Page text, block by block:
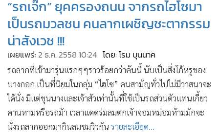
ต่างประเทศ
• Special Scoop
• เศรษฐกิจ-ธุรกิจ
• จีน
• ชุมชน-คุณภาพชีวิต
• อาชญากรรม
• Motoring
• เกม
• วิทยาศาสตร์
“รถเจ๊ก” ยุคครองถนน จากรถไฮโซมา
เป็นรถมวลชน คนลากเผชิญชะตากรรม
น่าสังเวช !!!
เผยแพร่: 2 ธ.ค. 2558 10:24 โดย: โรม บุนนาค
รถลากที่เข้ามารุ่นแรกๆๆราวร้อยกว่าคันนี้ นับเป็นสิ่งโก้หรูของ
บางกอก เป็นที่นิยมในกลุ่ม “ไฮโซ” คนสามัญทั่วไปไม่มีวาสนาจะ
ได้นั่ง มีแต่ขุนนางและเจ้าสัวเท่านั้นที่ใช้เป็นรถส่วนตัวแทนเกี้ยว
คานหามหรือรถม้า เวลาแดดร่มลมตกเจ้าจอมหม่อมห้ามมักจะ
นั่งรถลากออกมากินลมชมวิวกัน รายละเอียด...